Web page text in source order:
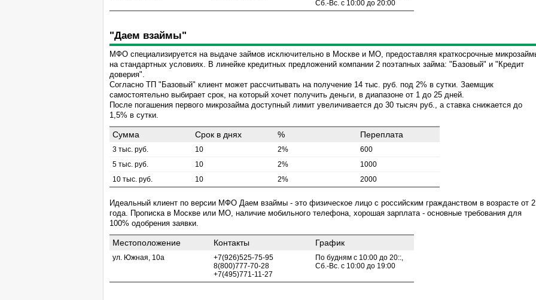
Сб.-Вс. с 10:00 до 20:00
"Даем взаймы"
МФО специализируется на выдаче займов исключительно в Москве и МО, предоставляя краткосрочные
на стандартных условиях. В линейке кредитных предложений компании 2 поэтапных займа: "Базовый" и "Кредит
доверия".
Согласно ТП "Базовый" клиент может рассчитывать на получение 14 тыс. руб. под 2% в сутки. Заемщик
самостоятельно выбирает срок, на который хочет получить деньги, в диапазоне от 1 до 25 дней.
После погашения первого микрозайма доступный лимит увеличивается до 30 тысяч руб., а ставка снижается до
1,5% в сутки.
Сумма Срок в днях % Переплата
3 тыс. руб. 10 2%
600
5 тыс. руб.
10 2%
1000
10 тыс. руб.
10 2% 2000
Идеальный клиент по версии МФО Даем взаймы - это физическое лицо с российским гражданством в возрасте от
года. Прописка в Москве или МО, наличие мобильного телефона, хорошая зарплата - основные требования для
100% одобрения заявки.
Местоположение Контакты График
ул. Южная, 10а
+7(926)525-75-95
8(800)777-70-28
+7(495)771-11-27
По будням с 10:00 до 20::,
Сб.-Вс. с 10:00 до 19:00